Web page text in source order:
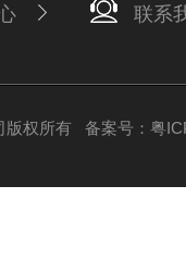
联系
版权所有 备案号：粤